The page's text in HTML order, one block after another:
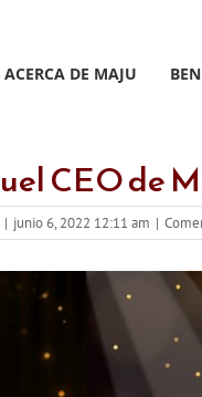
ACERCA DE MAJU
CEO de
| junio 6, 2022 12:11 am |